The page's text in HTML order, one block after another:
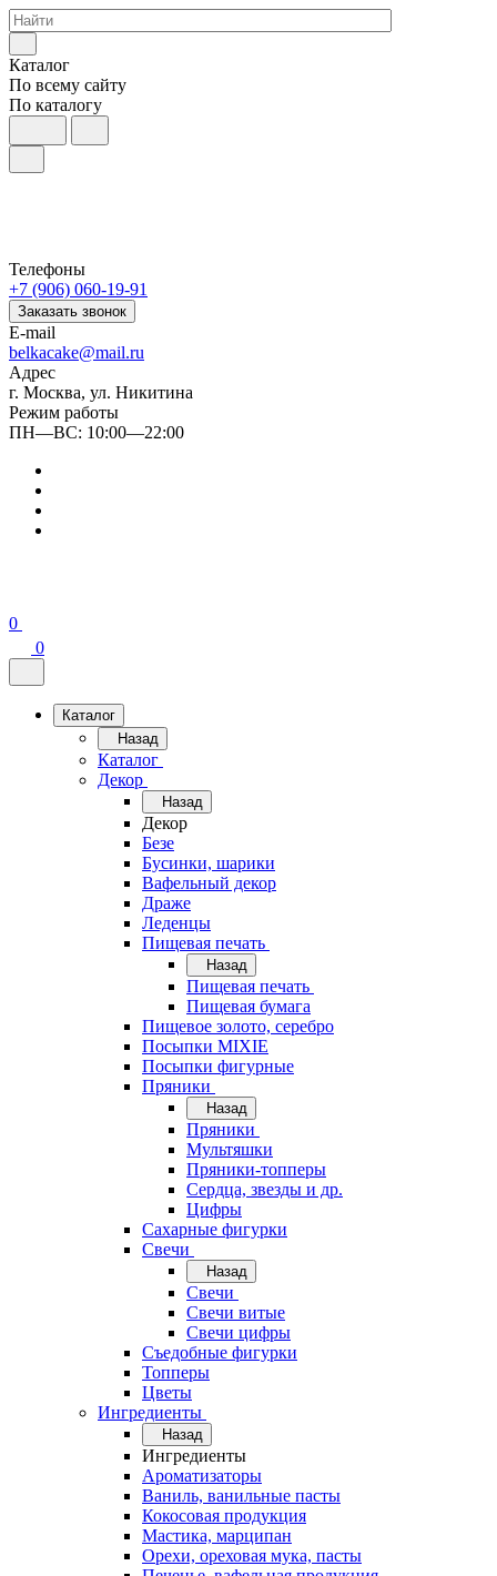
Каталог
По всему сайту
По каталогу
Телефоны
+7 (906) 060-19-91
Заказать звонок
E-mail
belkacake@mail.ru
Адрес
г. Москва, ул. Никитина
Режим работы
ПН—ВС: 10:00—22:00
0
0
Каталог
Назад
Каталог
Декор
Назад
Декор
Безе
Бусинки, шарики
Вафельный декор
Драже
Леденцы
Пищевая печать
Назад
Пищевая печать
Пищевая бумага
Пищевое золото, серебро
Посыпки MIXIE
Посыпки фигурные
Пряники
Назад
Пряники
Мультяшки
Пряники-топперы
Сердца, звезды и др.
Цифры
Сахарные фигурки
Свечи
Назад
Свечи
Свечи витые
Свечи цифры
Съедобные фигурки
Топперы
Цветы
Ингредиенты
Назад
Ингредиенты
Ароматизаторы
Ваниль, ванильные пасты
Кокосовая продукция
Мастика, марципан
Орехи, ореховая мука, пасты